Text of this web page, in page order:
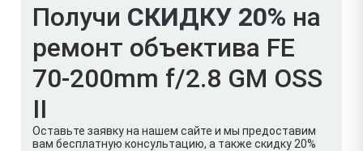
Получи СКИДКУ 20% на
ремонт объектива FE
70-200mm f/2.8 GM OSS
II
Оставьте заявку на нашем сайте и мы предоставим
вам бесплатную консультацию, а также скидку 20%